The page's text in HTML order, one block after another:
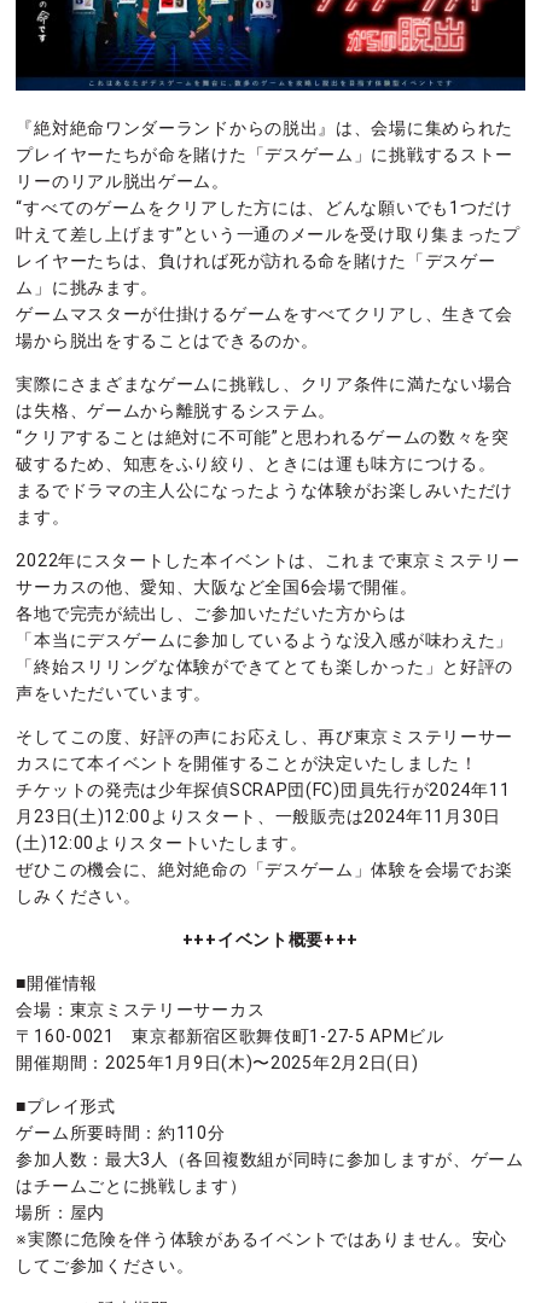
『絶対絶命ワンダーランドからの脱出』は、会場に集められた
プレイヤーたちが命を賭けた「デスゲーム」に挑戦するストー
リーのリアル脱出ゲーム。
“すべてのゲームをクリアした方には、どんな願いでも1つだけ
叶えて差し上げます”という一通のメールを受け取り集まったプ
レイヤーたちは、負ければ死が訪れる命を賭けた「デスゲー
ム」に挑みます。
ゲームマスターが仕掛けるゲームをすべてクリアし、生きて会
場から脱出をすることはできるのか。
実際にさまざまなゲームに挑戦し、クリア条件に満たない場合
は失格、ゲームから離脱するシステム。
“クリアすることは絶対に不可能”と思われるゲームの数々を突
破するため、知恵をふり絞り、ときには運も味方につける。
まるでドラマの主人公になったような体験がお楽しみいただけ
ます。
2022年にスタートした本イベントは、これまで東京ミステリー
サーカスの他、愛知、大阪など全国6会場で開催。
各地で完売が続出し、ご参加いただいた方からは
「本当にデスゲームに参加しているような没入感が味わえた」
「終始スリリングな体験ができてとても楽しかった」と好評の
声をいただいています。
そしてこの度、好評の声にお応えし、再び東京ミステリーサー
カスにて本イベントを開催することが決定いたしました！
チケットの発売は少年探偵SCRAP団(FC)団員先行が2024年11
月23日(土)12:00よりスタート、一般販売は2024年11月30日
(土)12:00よりスタートいたします。
ぜひこの機会に、絶対絶命の「デスゲーム」体験を会場でお楽
しみください。
+++イベント概要+++
■開催情報
会場：東京ミステリーサーカス
〒160-0021 東京都新宿区歌舞伎町1-27-5 APMビル
開催期間：2025年1月9日(木)〜2025年2月2日(日)
■プレイ形式
ゲーム所要時間：約110分
参加人数：最大3人（各回複数組が同時に参加しますが、ゲーム
はチームごとに挑戦します）
場所：屋内
※実際に危険を伴う体験があるイベントではありません。安心
してご参加ください。